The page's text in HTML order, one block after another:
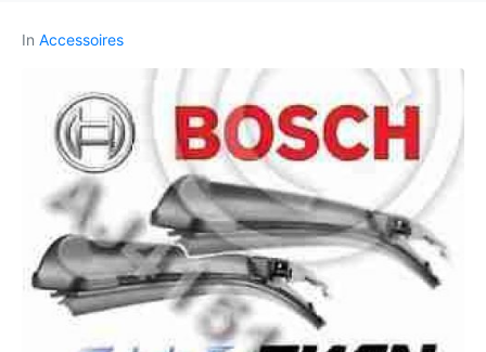
In Accessoires